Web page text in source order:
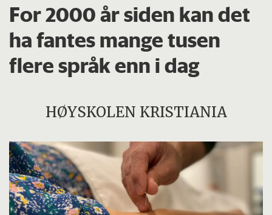
For 2000 år siden kan det
ha fantes mange tusen
flere språk enn i dag
HØYSKOLEN KRISTIANIA